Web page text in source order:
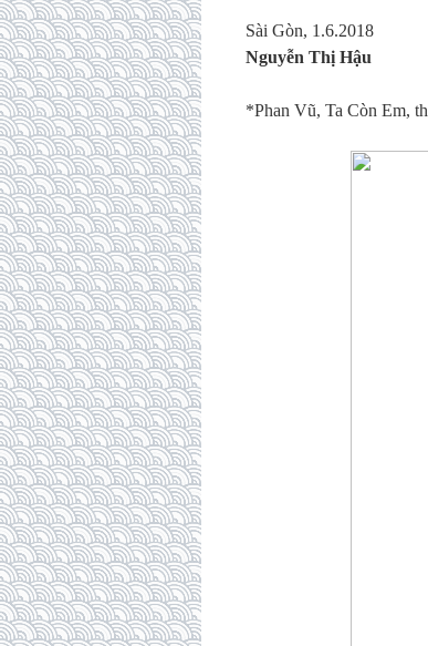
Sài Gòn, 1.6.2018
Nguyễn Thị Hậu
*Phan Vũ, Ta Còn Em,